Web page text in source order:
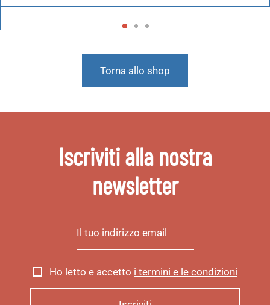
Torna allo shop
Iscriviti alla nostra
newsletter
Ho letto e accetto i termini e le condizioni